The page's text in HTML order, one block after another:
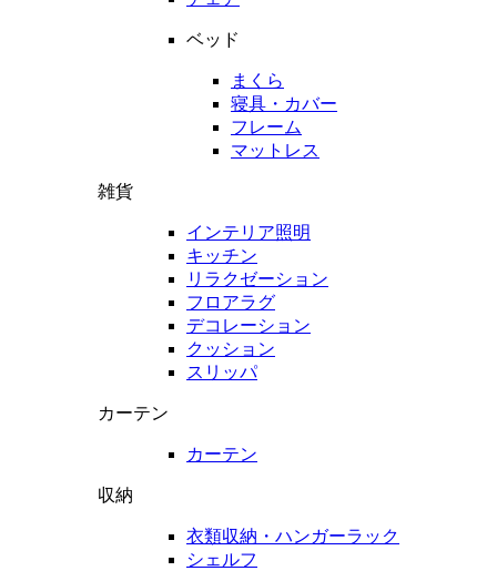
ベッド
まくら
寝具・カバー
フレーム
マットレス
雑貨
インテリア照明
キッチン
リラクゼーション
フロアラグ
デコレーション
クッション
スリッパ
カーテン
カーテン
収納
衣類収納・ハンガーラック
シェルフ